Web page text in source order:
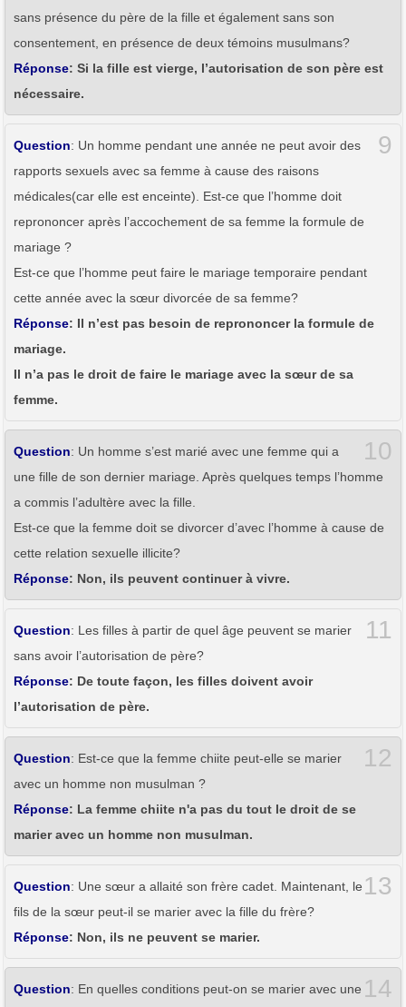
sans présence du père de la fille et également sans son
consentement, en présence de deux témoins musulmans?
Réponse: Si la fille est vierge, l’autorisation de son père est
nécessaire.
9
Question: Un homme pendant une année ne peut avoir des
rapports sexuels avec sa femme à cause des raisons
médicales(car elle est enceinte). Est-ce que l’homme doit
reprononcer après l’accochement de sa femme la formule de
mariage ?
Est-ce que l’homme peut faire le mariage temporaire pendant
cette année avec la sœur divorcée de sa femme?
Réponse: Il n’est pas besoin de reprononcer la formule de
mariage.
Il n’a pas le droit de faire le mariage avec la sœur de sa
femme.
10
Question: Un homme s’est marié avec une femme qui a
une fille de son dernier mariage. Après quelques temps l’homme
a commis l’adultère avec la fille.
Est-ce que la femme doit se divorcer d’avec l’homme à cause de
cette relation sexuelle illicite?
Réponse: Non, ils peuvent continuer à vivre.
11
Question: Les filles à partir de quel âge peuvent se marier
sans avoir l’autorisation de père?
Réponse: De toute façon, les filles doivent avoir
l’autorisation de père.
12
Question: Est-ce que la femme chiite peut-elle se marier
avec un homme non musulman ?
Réponse: La femme chiite n'a pas du tout le droit de se
marier avec un homme non musulman.
13
Question: Une sœur a allaité son frère cadet. Maintenant, le
fils de la sœur peut-il se marier avec la fille du frère?
Réponse: Non, ils ne peuvent se marier.
14
Question: En quelles conditions peut-on se marier avec une